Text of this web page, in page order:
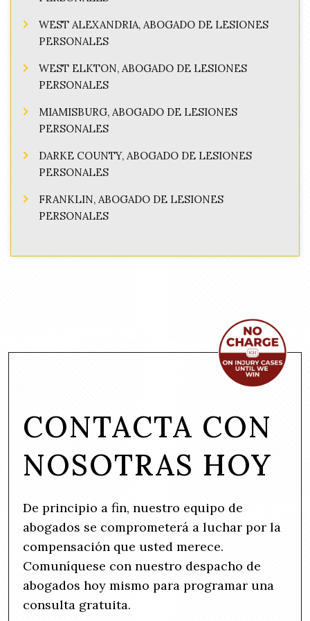
WEST ALEXANDRIA, ABOGADO DE LESIONES
PERSONALES
WEST ELKTON, ABOGADO DE LESIONES
PERSONALES
MIAMISBURG, ABOGADO DE LESIONES
PERSONALES
DARKE COUNTY, ABOGADO DE LESIONES
PERSONALES
FRANKLIN, ABOGADO DE LESIONES
PERSONALES
CONTACTA CON
NOSOTRAS HOY
De principio a fin, nuestro equipo de
abogados se comprometerá a luchar por la
compensación que usted merece.
Comuníquese con nuestro despacho de
abogados hoy mismo para programar una
consulta gratuita.